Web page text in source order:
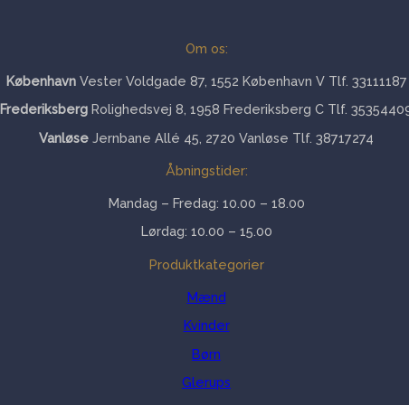
Om os:
KøbenhavnVester Voldgade 87, 1552 København V Tlf. 33111187
Frederiksberg Rolighedsvej 8, 1958 Frederiksberg C Tlf.
Vanløse Jernbane Allé 45, 2720 Vanløse Tlf. 38717274
Åbningstider:
Mandag – Fredag: 10.00 – 18.00
Lørdag: 10.00 – 15.00
Produktkategorier
Mænd
Kvinder
Børn
Glerups